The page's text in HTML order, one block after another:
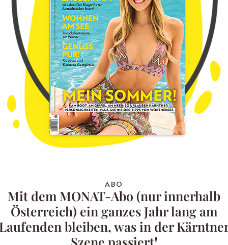
ABO
Mit dem MONAT-Abo (nur innerhalb
Österreich) ein ganzes Jahr lang am
bleiben, was in der
Szene passiert!